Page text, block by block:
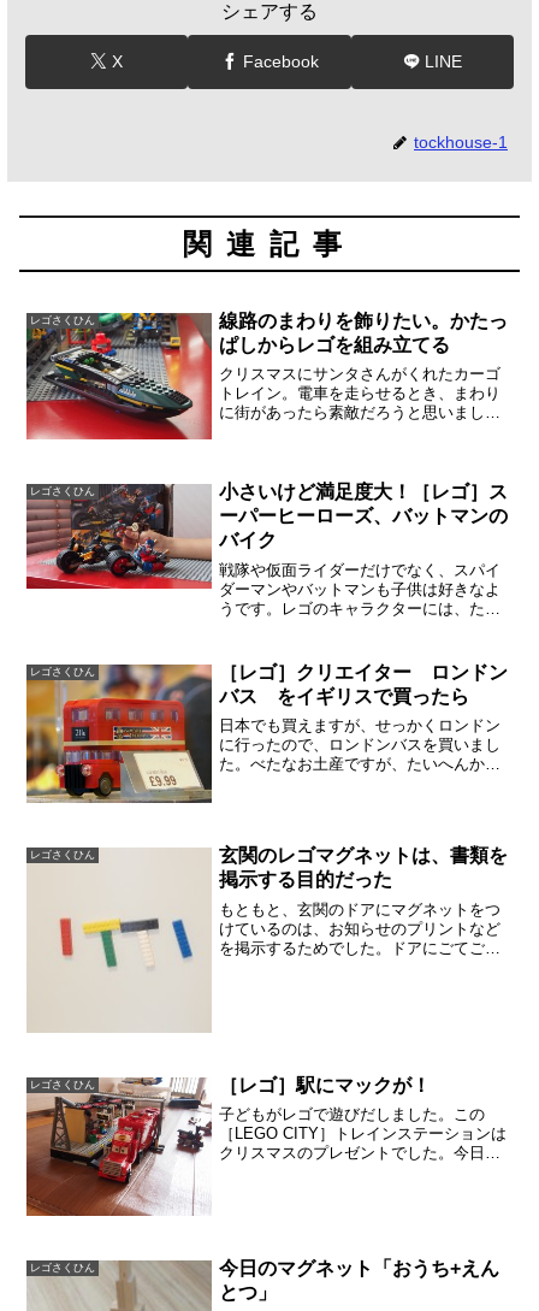
シェアする
X Facebook LINE
tockhouse-1
関連記事
レゴさくひん
線路のまわりを飾りたい。かたっ
ぱしからレゴを組み立てる
クリスマスにサンタさんがくれたカーゴ
トレイン。電車を走らせるとき、まわり
に街があったら素敵だろうと思いまし
緑のボート（シーポー...
レゴさくひん
小さいけど満足度大！［レゴ］ス
ーパーヒーローズ、バットマンの
バイク
戦隊や仮面ライダーだけでなく、スパイ
ダーマンやバットマンも子供は好きなよ
うです。レゴのキャラクターには、たま
制作者の意気込みを感じるときがありま
す。好きなんでしょうね、...
レゴさくひん
［レゴ］クリエイター ロンドン
バス をイギリスで買ったら
日本でも買えますが、せっかくロンドン
に行ったので、ロンドンバスを買いまし
た。べたなお土産ですが、たいへんかわ
年6月）。...
レゴさくひん
玄関のレゴマグネットは、書類を
掲示する目的だった
もともと、玄関のドアにマグネットをつ
けているのは、お知らせのプリントなど
を掲示するためでした。ドアにごてごて
レゴさくひん ［レゴ］駅にマックが！
子どもがレゴで遊びだしました。この
［LEGO CITY］トレインステーションは
クリスマスのプレゼントでした。今日
レゴさくひん
今日のマグネット「おうち+えん
とつ」